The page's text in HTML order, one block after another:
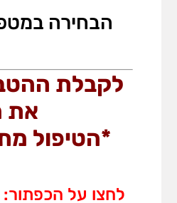
הבחירה
לקבלת
את
*הטיפול
לחצו על